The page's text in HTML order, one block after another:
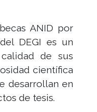
ANID por
DEGI es un
de sus
científica
desarrollan en
de tesis.